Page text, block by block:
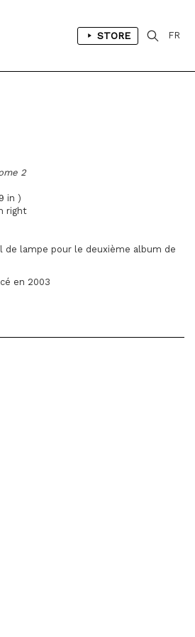
STORE FR
2
in )
right
de lampe pour le deuxième album de
en 2003